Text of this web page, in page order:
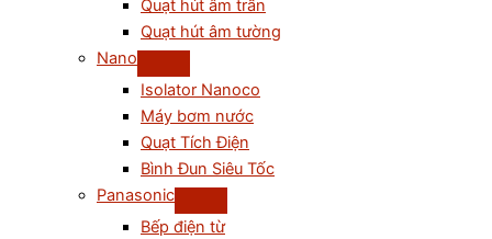
Quạt hút âm trần
Quạt hút âm tường
Nano
Isolator Nanoco
Máy bơm nước
Quạt Tích Điện
Bình Đun Siêu Tốc
Panasonic
Bếp điện từ